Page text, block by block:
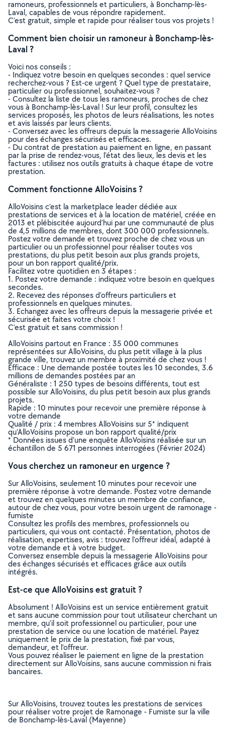
ramoneurs, professionnels et particuliers, à Bonchamp-lès-
Laval, capables de vous répondre rapidement.
C’est gratuit, simple et rapide pour réaliser tous vos projets !
Comment bien choisir un ramoneur à Bonchamp-lès-
Laval ?
Voici nos conseils :
- Indiquez votre besoin en quelques secondes : quel service
recherchez-vous ? Est-ce urgent ? Quel type de prestataire,
particulier ou professionnel, souhaitez-vous ?
- Consultez la liste de tous les ramoneurs, proches de chez
vous à Bonchamp-lès-Laval ! Sur leur profil, consultez les
services proposés, les photos de leurs réalisations, les notes
et avis laissés par leurs clients.
- Conversez avec les offreurs depuis la messagerie AlloVoisins
pour des échanges sécurisés et efficaces.
- Du contrat de prestation au paiement en ligne, en passant
par la prise de rendez-vous, l’état des lieux, les devis et les
factures : utilisez nos outils gratuits à chaque étape de votre
prestation.
Comment fonctionne AlloVoisins ?
AlloVoisins c’est la marketplace leader dédiée aux
prestations de services et à la location de matériel, créée en
2013 et plébiscitée aujourd’hui par une communauté de plus
de 4,5 millions de membres, dont 300 000 professionnels.
Postez votre demande et trouvez proche de chez vous un
particulier ou un professionnel pour réaliser toutes vos
prestations, du plus petit besoin aux plus grands projets,
pour un bon rapport qualité/prix.
Facilitez votre quotidien en 3 étapes :
1. Postez votre demande : indiquez votre besoin en quelques
secondes.
2. Recevez des réponses d’offreurs particuliers et
professionnels en quelques minutes.
3. Echangez avec les offreurs depuis la messagerie privée et
sécurisée et faites votre choix !
C’est gratuit et sans commission !
AlloVoisins partout en France : 35 000 communes
représentées sur AlloVoisins, du plus petit village à la plus
grande ville, trouvez un membre à proximité de chez vous !
Efficace : Une demande postée toutes les 10 secondes, 3.6
millions de demandes postées par an
Généraliste : 1 250 types de besoins différents, tout est
possible sur AlloVoisins, du plus petit besoin aux plus grands
projets.
Rapide : 10 minutes pour recevoir une première réponse à
votre demande
Qualité / prix : 4 membres AlloVoisins sur 5* indiquent
qu’AlloVoisins propose un bon rapport qualité/prix
* Données issues d’une enquête AlloVoisins réalisée sur un
échantillon de 5 671 personnes interrogées (Février 2024)
Vous cherchez un ramoneur en urgence ?
Sur AlloVoisins, seulement 10 minutes pour recevoir une
première réponse à votre demande. Postez votre demande
et trouvez en quelques minutes un membre de confiance,
autour de chez vous, pour votre besoin urgent de ramonage -
fumiste
Consultez les profils des membres, professionnels ou
particuliers, qui vous ont contacté. Présentation, photos de
réalisation, expertises, avis : trouvez l'offreur idéal, adapté à
votre demande et à votre budget.
Conversez ensemble depuis la messagerie AlloVoisins pour
des échanges sécurisés et efficaces grâce aux outils
intégrés.
Est-ce que AlloVoisins est gratuit ?
Absolument ! AlloVoisins est un service entièrement gratuit
et sans aucune commission pour tout utilisateur cherchant un
membre, qu’il soit professionnel ou particulier, pour une
prestation de service ou une location de matériel. Payez
uniquement le prix de la prestation, fixé par vous,
demandeur, et l’offreur.
Vous pouvez réaliser le paiement en ligne de la prestation
directement sur AlloVoisins, sans aucune commission ni frais
bancaires.
Sur AlloVoisins, trouvez toutes les prestations de services
pour réaliser votre projet de Ramonage - Fumiste sur la ville
de Bonchamp-lès-Laval (Mayenne)